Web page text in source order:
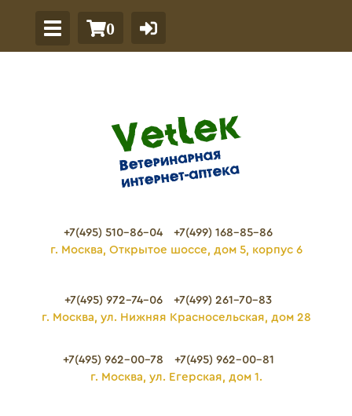
0
+7(495) 510-86-04
+7(499) 168-85-86
г. Москва, Открытое шоссе, дом 5, корпус 6
+7(495) 972-74-06
+7(499) 261-70-83
г. Москва, ул. Нижняя Красносельская, дом 28
+7(495) 962-00-78
+7(495) 962-00-81
г. Москва, ул. Егерская, дом 1.